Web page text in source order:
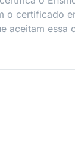
o certificado
aceitam